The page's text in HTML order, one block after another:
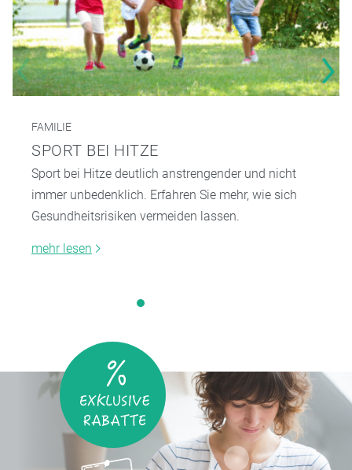
FAMILIE
SPORT BEI HITZE
Sport bei Hitze deutlich anstrengender und nicht
immer unbedenklich. Erfahren Sie mehr, wie sich
Gesundheitsrisiken vermeiden lassen.
mehr lesen